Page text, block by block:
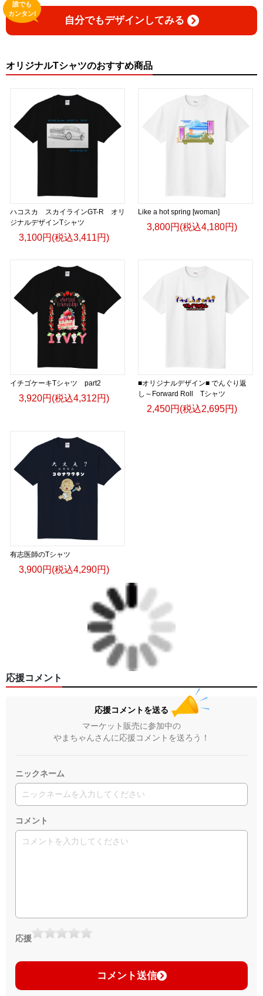
自分でもデザインしてみる
誰でも
カンタン!
オリジナルTシャツのおすすめ商品
ハコスカ スカイラインGT-R オリ
ジナルデザインTシャツ
3,100円(税込3,411円)
Like a hot spring [woman]
3,800円(税込4,180円)
イチゴケーキTシャツ part2
3,920円(税込4,312円)
■オリジナルデザイン■ でんぐり返
し～Forward Roll Tシャツ
2,450円(税込2,695円)
有志医師のTシャツ
3,900円(税込4,290円)
応援コメント
応援コメントを送る
マーケット販売に参加中の
やまちゃんさんに応援コメントを送ろう！
ニックネーム
コメント
応援
コメント送信